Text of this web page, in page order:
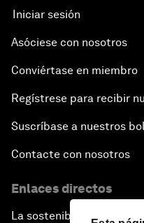
Iniciar sesión
Asóciese con nosotros
Conviértase en miembro
Regístrese para recibir
Suscríbase a nuestros
Contacte con nosotros
Enlaces directos
La sostenibilidad en el